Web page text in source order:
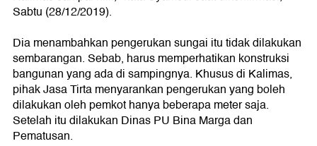
Sabtu (28/12/2019).
Dia menambahkan pengerukan sungai itu tidak dilakukan
sembarangan. Sebab, harus memperhatikan konstruksi
bangunan yang ada di sampingnya. Khusus di Kalimas,
pihak Jasa Tirta menyarankan pengerukan yang boleh
dilakukan oleh pemkot hanya beberapa meter saja.
Setelah itu dilakukan Dinas PU Bina Marga dan
Pematusan.